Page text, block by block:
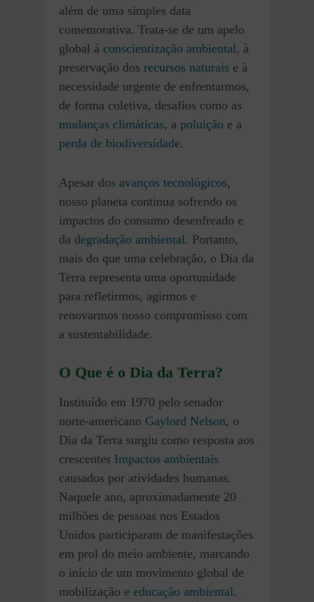
além de uma simples data
comemorativa. Trata-se de um apelo
global à conscientização ambiental, à
preservação dos recursos naturais e à
necessidade urgente de enfrentarmos,
de forma coletiva, desafios como as
mudanças climáticas, a poluição e a
perda de biodiversidade.​
Apesar dos avanços tecnológicos,
nosso planeta continua sofrendo os
impactos do consumo desenfreado e
da degradação ambiental. Portanto,
mais do que uma celebração, o Dia da
Terra representa uma oportunidade
para refletirmos, agirmos e
renovarmos nosso compromisso com
a sustentabilidade.
O Que é o Dia da Terra?
Instituído em 1970 pelo senador
norte-americano Gaylord Nelson, o
Dia da Terra surgiu como resposta aos
crescentes Impactos ambientais
causados por atividades humanas.
Naquele ano, aproximadamente 20
milhões de pessoas nos Estados
Unidos participaram de manifestações
em prol do meio ambiente, marcando
o início de um movimento global de
mobilização e educação ambiental.